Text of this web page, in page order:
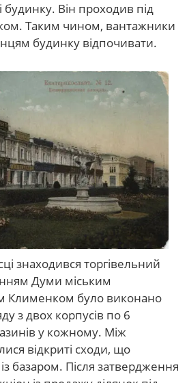
будинку. Він проходив під
Таким чином, вантажники
будинку відпочивати.
знаходився торгівельний
Думи міським
Клименком було виконано
з двох корпусів по 6
у кожному. Між
відкриті сходи, що
базаром. Після затвердження